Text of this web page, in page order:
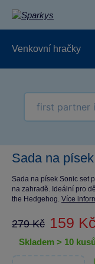
Venkovní hračky
Sada na
Sada na písek Sonic set
na zahradě. Ideální pro
the Hedgehog. Více
279 Kč 159 Kč
skladem > 10 kusů